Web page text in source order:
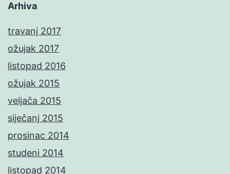
Arhiva
travanj 2017
ožujak 2017
listopad 2016
ožujak 2015
veljača 2015
siječanj 2015
prosinac 2014
studeni 2014
listopad 2014